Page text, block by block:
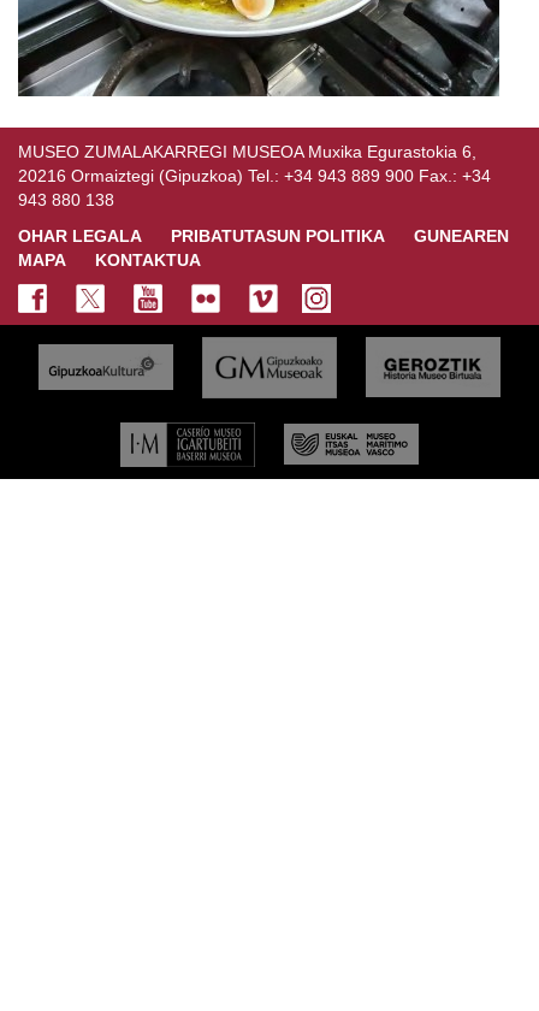
MUSEO ZUMALAKARREGI MUSEOA Muxika Egurastokia 6,
20216 Ormaiztegi (Gipuzkoa) Tel.: +34 943 889 900 Fax.: +34
943 880 138
OHAR LEGALA
PRIBATUTASUN POLITIKA
GUNEAREN
MAPA
KONTAKTUA